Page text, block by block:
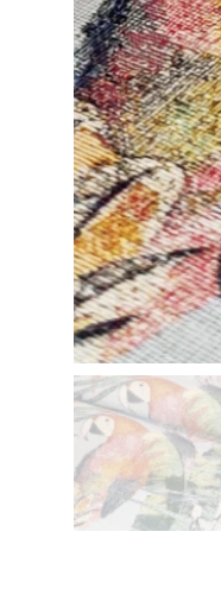
Open submenu (Toppe e
Toppe e
Open submenu (Utensili e
Utensili e